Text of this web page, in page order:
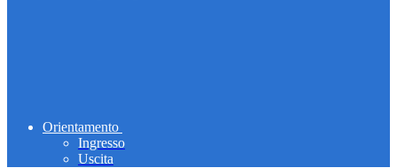
Orientamento
Ingresso
Uscita